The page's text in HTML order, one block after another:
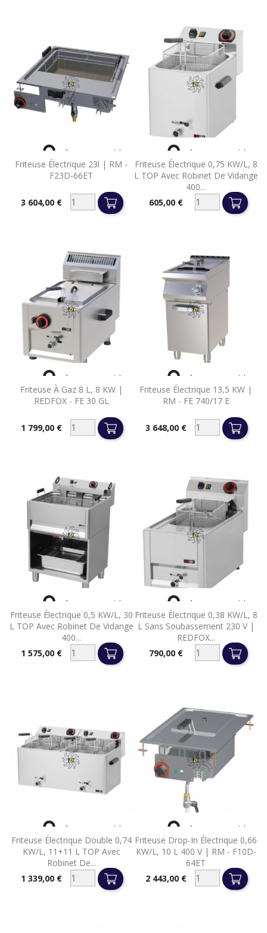
Friteuse Électrique 23l | RM -
F23D-66ET
Prix3 604,00 €
 Aperçu rapide
Friteuse Électrique 0,75 KW/l, 8
L TOP Avec Robinet De Vidange
400...
Prix605,00 €
 Aperçu rapide
Friteuse À Gaz 8 L, 8 KW |
REDFOX - FE 30 GL
Prix1 799,00 €
 Aperçu rapide
Friteuse Électrique 13,5 KW |
RM - FE 740/17 E
Prix3 648,00 €
 Aperçu rapide
Friteuse Électrique 0,5 KW/l, 30
L TOP Avec Robinet De Vidange
400...
Prix1 575,00 €
 Aperçu rapide
Friteuse Électrique 0,38 KW/l, 8
L Sans Soubassement 230 V |
REDFOX...
Prix790,00 €
 Aperçu rapide
Friteuse Électrique Double 0,74
KW/l, 11+11 L TOP Avec
Robinet De...
Prix1 339,00 €
 Aperçu rapide
Friteuse Drop-In Électrique 0,66
KW/l, 10 L 400 V | RM - F10D-
64ET
Prix2 443,00 €
 Aperçu rapide